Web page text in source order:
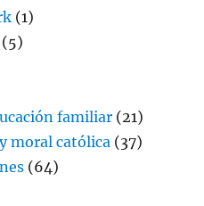
(1)
(5)
familiar (21)
moral católica (37)
(64)